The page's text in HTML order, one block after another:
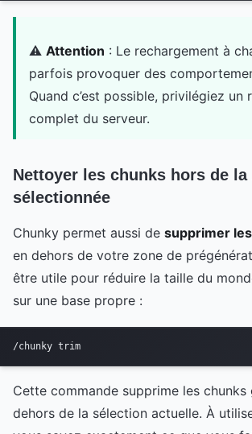
⚠️ Attention : Le rechargement à
parfois provoquer des
Quand c’est possible, privilégiez un
complet du serveur.
Nettoyer les chunks hors de la
sélectionnée
Chunky permet aussi de supprimer
en dehors de votre zone de
être utile pour réduire la taille du
sur une base propre :
/chunky trim
Cette commande supprime les chunks
dehors de la sélection actuelle. À